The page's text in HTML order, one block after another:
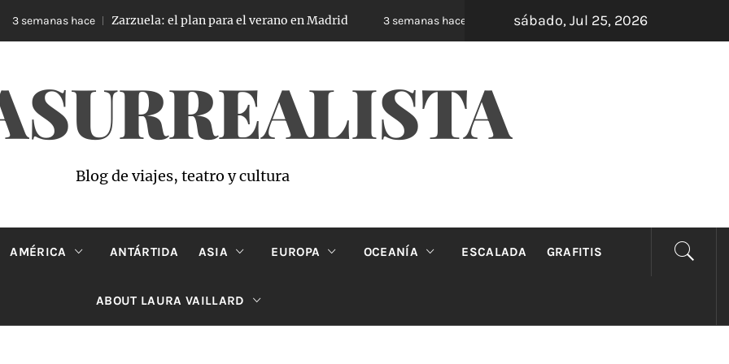
3 semanas hace Zarzuela: el plan para el verano en Madrid 3 semanas hace Oveja Negra: el unipersonal que se ríe de los
sábado, Jul 25, 2026
Blog de viajes, teatro y cultura
AMÉRICA ANTÁRTIDA ASIA EUROPA OCEANÍA ESCALADA GRAFITIS
ABOUT LAURA VAILLARD